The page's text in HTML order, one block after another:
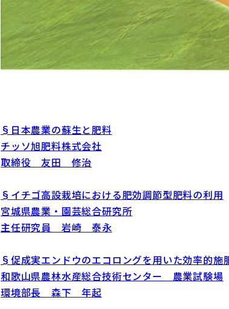
§日本農業の蘇生と肥料
チッソ旭肥料株式会社
取締役 友田 修治
§イチゴ高設栽培における肥効調節型肥料の利用
宮城県農業・園芸総合研究所
主任研究員 岩崎 泰永
§促成実エンドウのエコロングを用いた効率的施
和歌山県農林水産総合技術センター 農業試験場
環境部長 森下 年起